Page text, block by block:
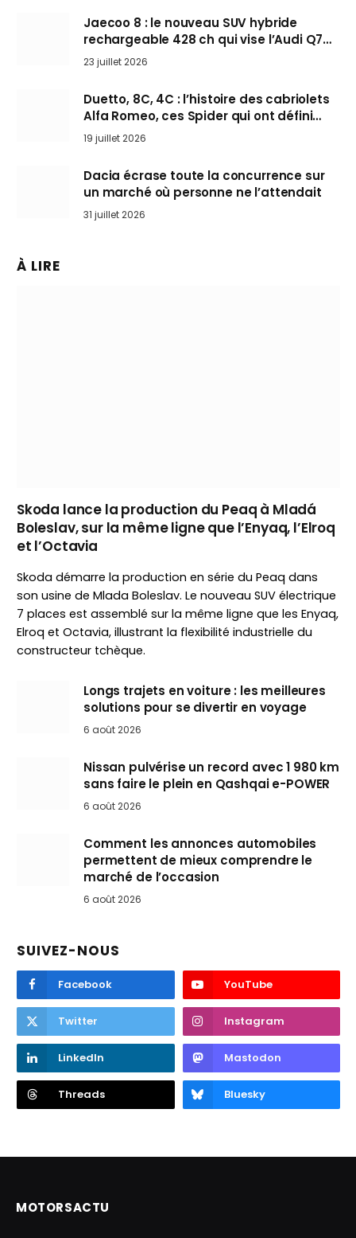
Jaecoo 8 : le nouveau SUV hybride
rechargeable 428 ch qui vise l’Audi Q7
arrive en Europe cet automne
23 juillet 2026
Duetto, 8C, 4C : l’histoire des cabriolets
Alfa Romeo, ces Spider qui ont défini
l’art de rouler cheveux au vent
19 juillet 2026
Dacia écrase toute la concurrence sur
un marché où personne ne l’attendait
31 juillet 2026
À LIRE
Skoda lance la production du Peaq à Mladá
Boleslav, sur la même ligne que l’Enyaq, l’Elroq
et l’Octavia
Skoda démarre la production en série du Peaq dans
son usine de Mlada Boleslav. Le nouveau SUV électrique
7 places est assemblé sur la même ligne que les Enyaq,
Elroq et Octavia, illustrant la flexibilité industrielle du
constructeur tchèque.
Longs trajets en voiture : les meilleures
solutions pour se divertir en voyage
6 août 2026
Nissan pulvérise un record avec 1 980 km
sans faire le plein en Qashqai e-POWER
6 août 2026
Comment les annonces automobiles
permettent de mieux comprendre le
marché de l’occasion
6 août 2026
SUIVEZ-NOUS
Facebook YouTube
Twitter Instagram
LinkedIn Mastodon
Threads Bluesky
MOTORSACTU